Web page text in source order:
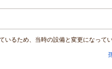
いるため、当時の設備と変更になって